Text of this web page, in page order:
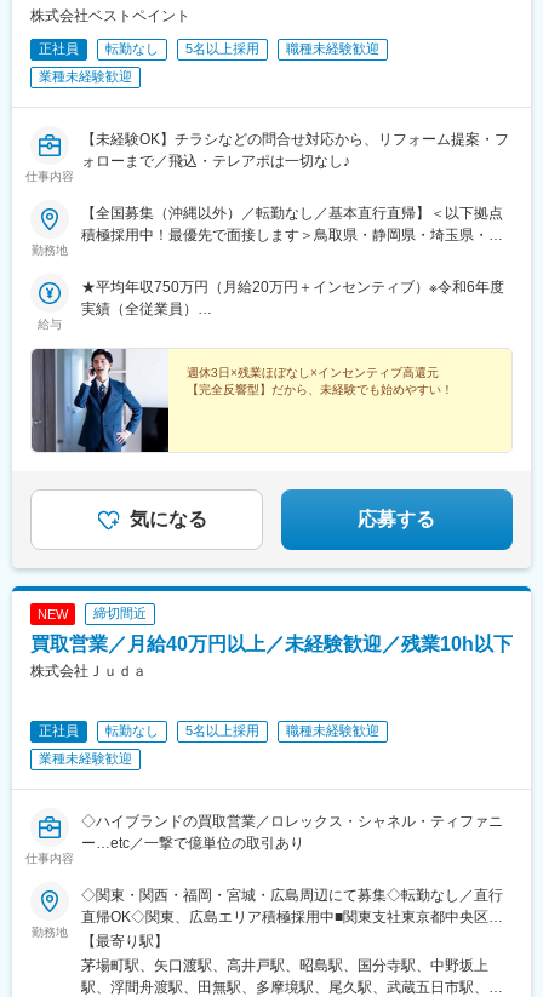
株式会社ベストペイント
正社員 転勤なし 5名以上採用
職種未経験歓迎
業種未経験歓迎
仕事内容
【未経験OK】チラシなどの問合せ対応から、リフォーム提案・フ
ォローまで／飛込・テレアポは一切なし♪
勤務地
【全国募集（沖縄以外）／転勤なし／基本直行直帰】＜以下拠点
積極採用中！最優先で面接します＞鳥取県・静岡県・埼玉県・千
り、出社することはほぼありません★希望に応じ、社用車・マイ
カーの使用をお選びいただけます勤務地の詳細については下記を
給与
★平均年収750万円（月給20万円＋インセンティブ）※令和6年度
実績（全従業員）
週休3日×残業ほぼなし×インセンティブ高還元
【完全反響型】だから、未経験でも始めやすい！
気になる 応募する
NEW 締切間近
買取営業／月給40万円以上／未経験歓迎／残業10h以下
株式会社Ｊｕｄａ
正社員 転勤なし 5名以上採用
職種未経験歓迎
業種未経験歓迎
仕事内容
◇ハイブランドの買取営業／ロレックス・シャネル・ティファニ
ー…etc／一撃で億単位の取引あり
勤務地
◇関東・関西・福岡・宮城・広島周辺にて募集◇転勤なし／直行
直帰OK◇関東、広島エリア積極採用中■関東支社東京都中央区新
川1-3-3 グリーンオーク茅場町４F└『茅場町駅』徒歩２分、『日
本橋駅』徒歩７分■関西支社大阪府大阪市西区京町堀1-3-3 肥後橋
パークビル4階└『肥後橋駅』徒歩3分、『本町駅』徒歩6分■福岡
【最寄り駅】
茅場町駅、矢口渡駅、高井戸駅、昭島駅、国分寺駅、中野坂上
駅、浮間舟渡駅、田無駅、多摩境駅、尾久駅、武蔵五日市駅、東